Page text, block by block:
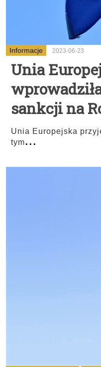
Informacje 2023-06-23
Unia
sankcji na
Unia Europejska
tym...